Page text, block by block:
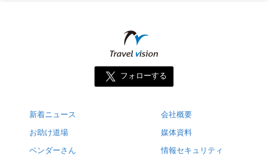
フォローする
新着ニュース
お助け道場
ベンダーさん
会社概要
媒体資料
情報セキュリティ